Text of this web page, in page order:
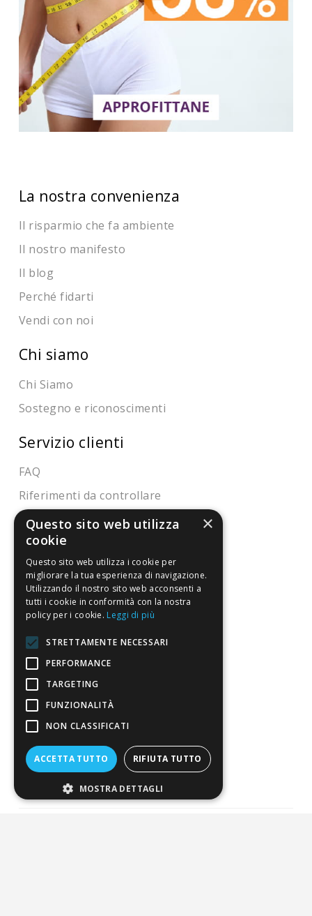
La nostra convenienza
Il risparmio che fa ambiente
Il nostro manifesto
Il blog
Perché fidarti
Vendi con noi
Chi siamo
Chi Siamo
Sostegno e riconoscimenti
Servizio clienti
FAQ
Riferimenti da controllare
Condizioni di vendita
Termini di vendita
Spedizione
Pagamenti
4,7/5
Eccellente
Recensioni
×
Questo sito web utilizza
cookie
Questo sito web utilizza i cookie per
migliorare la tua esperienza di navigazione.
Utilizzando il nostro sito web acconsenti a
tutti i cookie in conformità con la nostra
policy per i cookie. Leggi di più
STRETTAMENTE NECESSARI
PERFORMANCE
TARGETING
FUNZIONALITÀ
NON CLASSIFICATI
ACCETTA TUTTO RIFIUTA TUTTO
MOSTRA DETTAGLI